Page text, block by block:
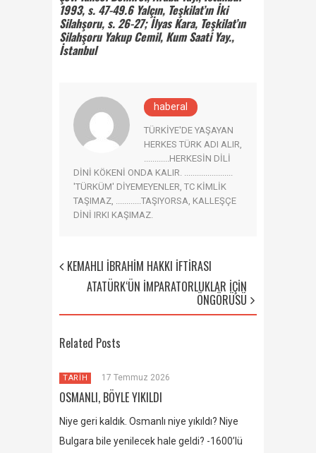
1993, s. 47-49.6 Yalçın, Teşkilat’ın İki
Silahşoru, s. 26-27; İlyas Kara, Teşkilat’ın
Silahşoru Yakup Cemil, Kum Saati Yay.,
İstanbul
haberal
TÜRKİYE'DE YAŞAYAN
HERKES TÜRK ADI ALIR,
............HERKESİN DİLİ
DİNİ KÖKENİ ONDA KALIR. .......................
'TÜRKÜM' DİYEMEYENLER, TC KİMLİK
TAŞIMAZ, ............TAŞIYORSA, KALLEŞÇE
DİNİ IRKI KAŞIMAZ.
KEMAHLI İBRAHİM HAKKI İFTİRASI
ATATÜRK‘ÜN İMPARATORLUKLAR İÇİN
ÖNGÖRÜSÜ
Related Posts
TARİH 17 Temmuz 2026
OSMANLI, BÖYLE YIKILDI
Niye geri kaldık. Osmanlı niye yıkıldı? Niye
Bulgara bile yenilecek hale geldi? -1600’lü